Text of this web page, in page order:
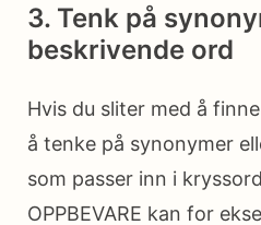
3. Tenk på
beskrivende ord
Hvis du sliter med å
å tenke på synonymer
som passer inn i
OPPBEVARE kan for